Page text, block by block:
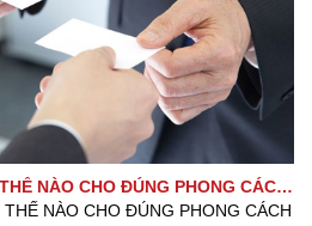
NÀO CHO ĐÚNG PHONG CÁCH
NÀO CHO ĐÚNG PHONG CÁCH